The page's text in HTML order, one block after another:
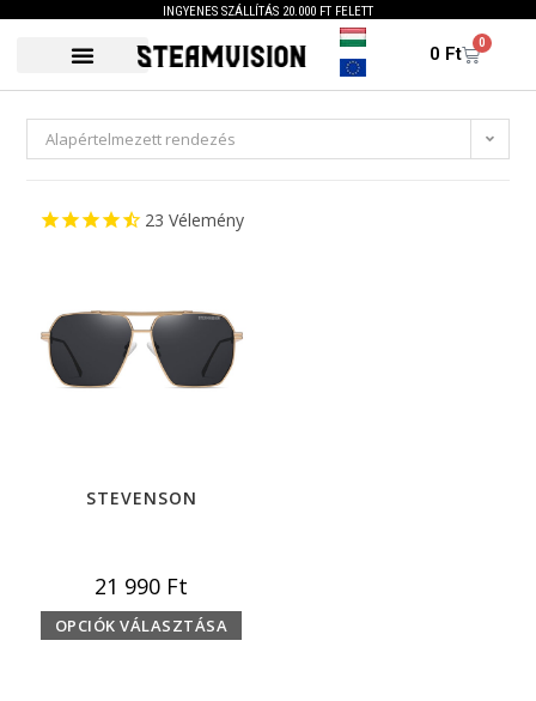
INGYENES SZÁLLÍTÁS 20.000 FT FELETT
0 Ft
0
Alapértelmezett rendezés
23 Vélemény
STEVENSON
21 990 Ft
OPCIÓK VÁLASZTÁSA